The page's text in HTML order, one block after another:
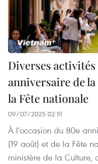
Diverses
anniversaire de
la Fête nationale
09/07/2025 02:51
À l’occasion du 80e
(19 août) et de la Fête
ministère de la Culture,